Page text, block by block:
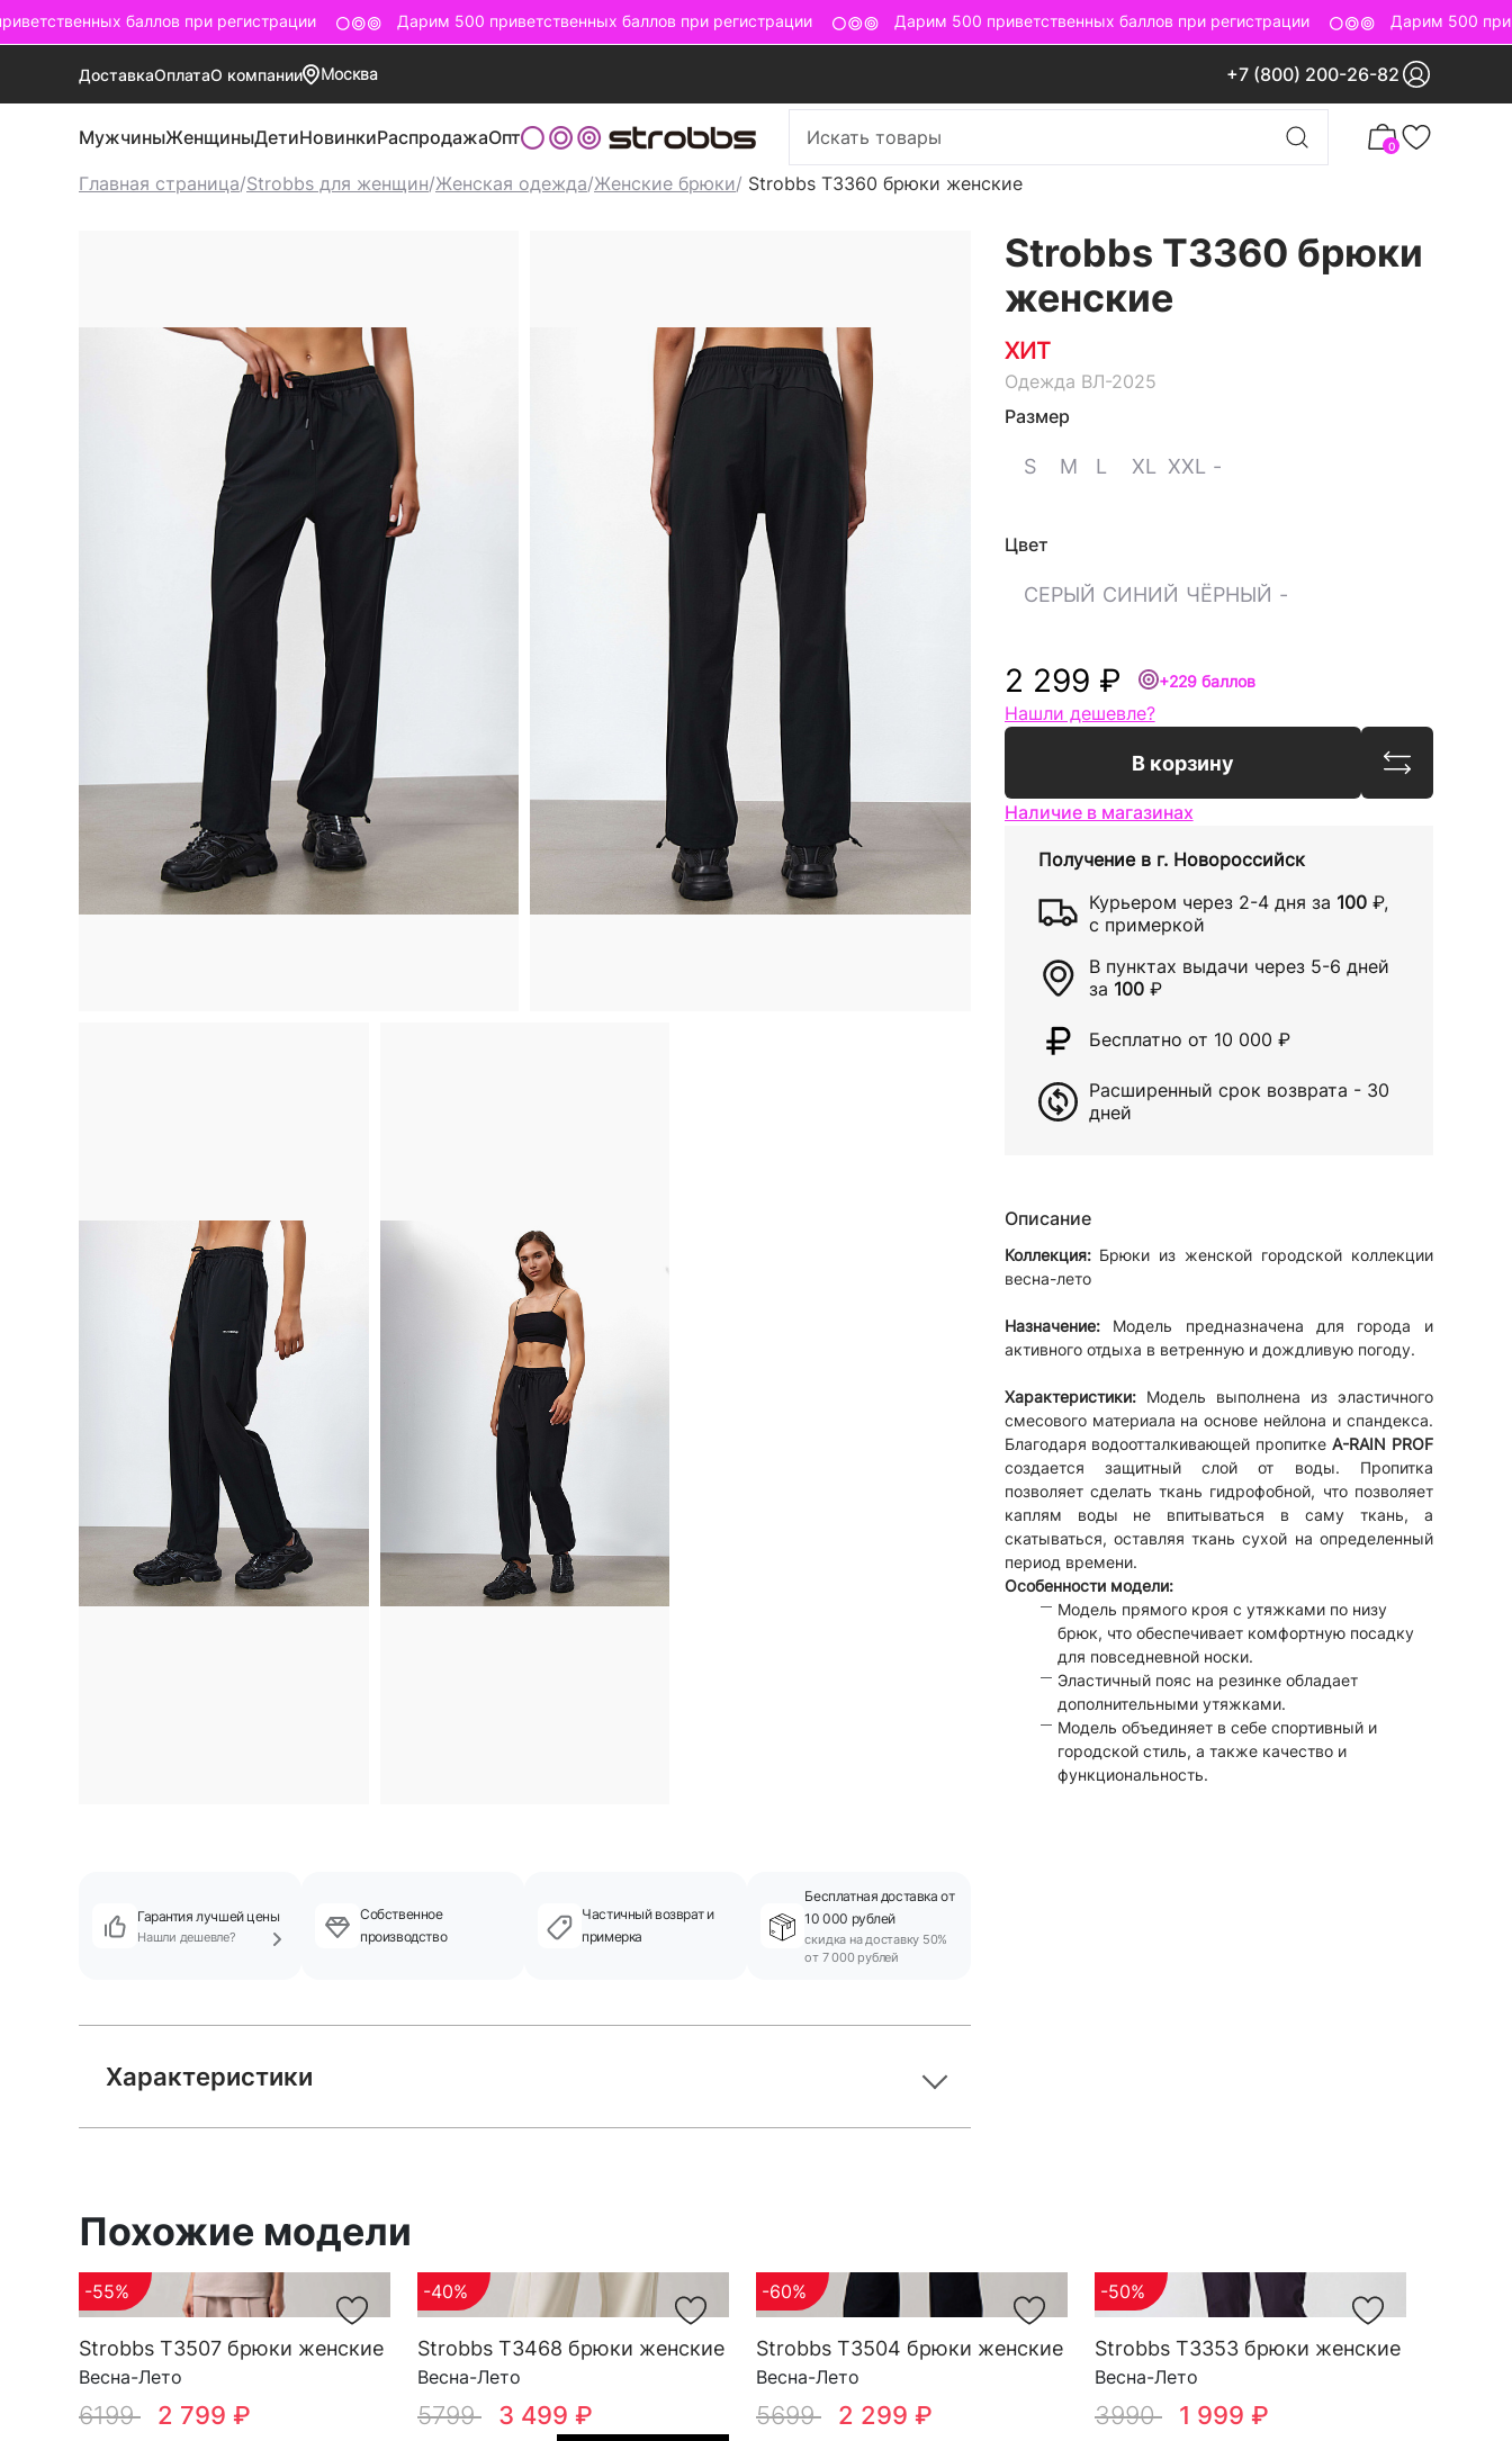
баллов при регистрации Дарим 500 приветственных баллов при регистрации Дарим 500 приветственных баллов при регистрации Дарим 500
ДоставкаОплатаО компании Москва +7 (800) 200-26-82
МужчиныЖенщиныДетиНовинкиРаспродажаОпт 0
Главная страница/Strobbs для женщин/Женская одежда/Женские брюки/ Strobbs T3360 брюки женские
Strobbs T3360 брюки
женские
ХИТ
Одежда ВЛ-2025
Размер
S M L XL XXL -
Цвет
СЕРЫЙ СИНИЙ ЧЁРНЫЙ -
2 299 ₽ +229 баллов
Нашли дешевле?
В корзину Сравнить
Наличие в магазинах
Получение в г. Новороссийск
Курьером через 2-4 дня за 100 ₽,
с примеркой
В пунктах выдачи через 5-6 дней
за 100 ₽
Бесплатно от 10 000 ₽
Расширенный срок возврата - 30
дней
Описание
Коллекция:Брюки из женской городской коллекции
весна-лето
Назначение:Модель предназначена для города и
активного отдыха в ветренную и дождливую погоду.
Характеристики:Модель выполнена из эластичного
смесового материала на основе нейлона и спандекса.
Благодаря водоотталкивающей пропиткеA-RAIN PROF
создается защитный слой от воды. Пропитка
позволяет сделать ткань гидрофобной, что позволяет
каплям воды не впитываться в саму ткань, а
скатываться, оставляя ткань сухой на определенный
период времени.
Особенности модели:
Модель прямого кроя с утяжками по низу
брюк, что обеспечивает комфортную посадку
для повседневной носки.
Эластичный пояс на резинке обладает
дополнительными утяжками.
Модель объединяет в себе спортивный и
городской стиль, а также качество и
функциональность.
Гарантия лучшей цены
Нашли дешевле?
Собственное
производство
Частичный возврат и
примерка
Бесплатная доставка от
10 000 рублей
скидка на доставку 50%
от 7 000 рублей
Характеристики
Похожие модели
Strobbs T3507 брюки женские
Весна-Лето
-55%
6199 2 799 ₽
Strobbs T3468 брюки женские
Весна-Лето
-40%
5799 3 499 ₽
Strobbs T3504 брюки женские
Весна-Лето
-60%
5699 2 299 ₽
Strobbs T3353 брюки женские
Весна-Лето
-50%
3990 1 999 ₽